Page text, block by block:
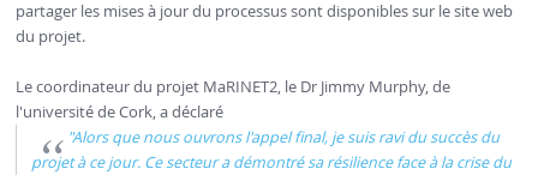
partager les mises à jour du processus sont disponibles sur le site web
du projet.
Le coordinateur du projet MaRINET2, le Dr Jimmy Murphy, de
l'université de Cork, a déclaré
"Alors que nous ouvrons l'appel final, je suis ravi du succès du
projet à ce jour. Ce secteur a démontré sa résilience face à la crise du